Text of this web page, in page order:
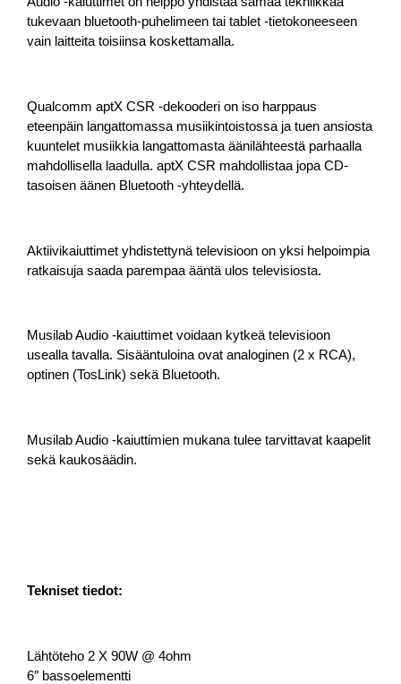
tukevaan bluetooth-puhelimeen tai tablet -tietokoneeseen
vain laitteita toisiinsa koskettamalla.
Qualcomm aptX CSR -dekooderi on iso harppa­us
eteenpäin langattomassa musiikintoistossa ja tuen ansiosta
kuuntelet musiikkia langat­tomasta äänilähteestä parhaalla
mahdollisella laadulla. aptX CSR mahdollistaa jopa CD-
tasoi­sen äänen Bluetooth -yhteydellä.
Aktiivikaiuttimet yhdistettynä televisioon on yksi helpoimpia
ratkaisuja saada parempaa ääntä ulos televisiosta.
Musilab Audio -kaiuttimet voidaan kytkeä televisioon
usealla tavalla. Sisääntuloina ovat analoginen (2 x RCA),
optinen (TosLink) sekä Bluetooth.
Musilab Audio -kaiuttimien mukana tulee tarvittavat kaapelit
sekä kaukosäädin.
Tekniset tiedot:
Lähtöteho 2 X 90W @ 4ohm
6″ bassoelementti